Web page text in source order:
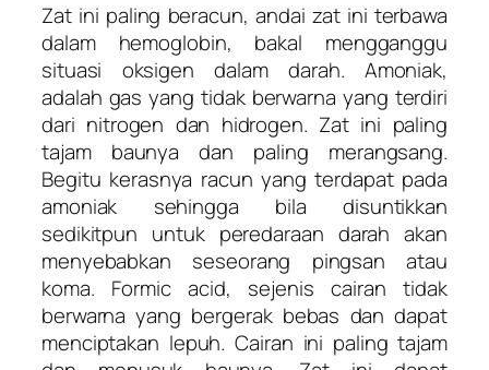
Zat ini paling beracun, andai zat ini terbawa
dalam hemoglobin, bakal mengganggu
situasi oksigen dalam darah. Amoniak,
adalah gas yang tidak berwarna yang terdiri
dari nitrogen dan hidrogen. Zat ini paling
tajam baunya dan paling merangsang.
Begitu kerasnya racun yang terdapat pada
amoniak sehingga bila disuntikkan
sedikitpun untuk peredaraan darah akan
menyebabkan seseorang pingsan atau
koma. Formic acid, sejenis cairan tidak
berwarna yang bergerak bebas dan dapat
menciptakan lepuh. Cairan ini paling tajam